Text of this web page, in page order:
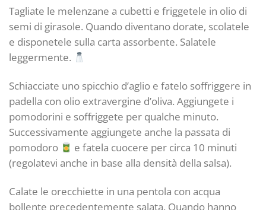
Tagliate le melenzane a cubetti e friggetele in olio di
semi di girasole. Quando diventano dorate, scolatele
e disponetele sulla carta assorbente. Salatele
leggermente.
Schiacciate uno spicchio d’aglio e fatelo soffriggere in
padella con olio extravergine d’oliva. Aggiungete i
pomodorini e soffriggete per qualche minuto.
Successivamente aggiungete anche la passata di
pomodoro
e fatela cuocere per circa 10 minuti
(regolatevi anche in base alla densità della salsa).
Calate le orecchiette in una pentola con acqua
bollente precedentemente salata. Quando hanno